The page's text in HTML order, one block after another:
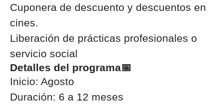
Cuponera de descuento y descuentos en
cines.
Liberación de prácticas profesionales o
servicio social
Detalles del programa📅
Inicio: Agosto
Duración: 6 a 12 meses